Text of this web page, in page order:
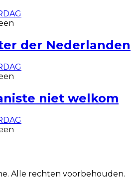
der Nederlanden
niet welkom
Alle rechten voorbehouden.